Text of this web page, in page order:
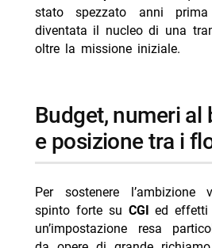
stato spezzato anni
diventata il nucleo di una
oltre la missione iniziale.
budget, numeri al botteghino
e posizione tra i
Per sostenere l’ambizione
spinto forte su CGI
ed effetti
un’impostazione resa